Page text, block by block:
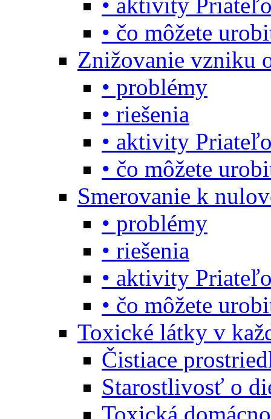
• čo môžete
Znižovanie vzniku
• problémy
• riešenia
• aktivity
• čo môžete
Smerovanie k
• problémy
• riešenia
• aktivity
• čo môžete
Toxické látky v
Čistiace
Starostlivosť o
Toxická